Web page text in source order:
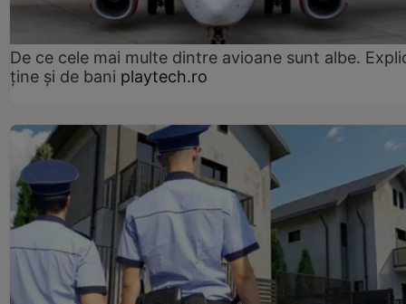
De ce cele mai multe dintre avioane sunt albe.
ține și de bani playtech.ro